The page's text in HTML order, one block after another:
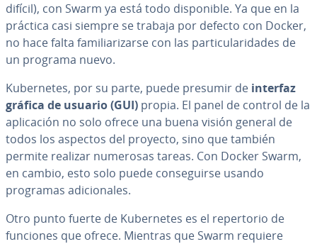
difícil), con Swarm ya está todo di­s­po­ni­ble. Ya que en la
práctica casi siempre se trabaja por defecto con Docker,
no hace falta fa­mi­lia­ri­zar­se con las pa­r­ti­cu­la­ri­da­des de
un programa nuevo.
Ku­be­r­ne­tes, por su parte, puede presumir de interfaz
gráfica de usuario (GUI) propia. El panel de control de la
apli­ca­ción no solo ofrece una buena visión general de
todos los aspectos del proyecto, sino que también
permite realizar numerosas tareas. Con Docker Swarm,
en cambio, esto solo puede co­n­se­gui­r­se usando
programas adi­cio­na­les.
Otro punto fuerte de Ku­be­r­ne­tes es el re­pe­r­to­rio de
funciones que ofrece. Mientras que Swarm requiere